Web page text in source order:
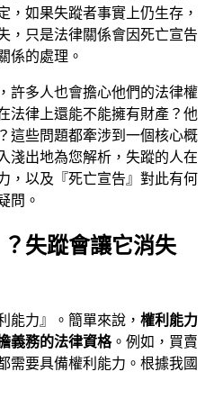
，如果失蹤者事實上仍生存，
，只是法律關係會因死亡宣告
係的處理。
許多人也會擔心他們的法律權
法律上還能不能擁有財產？他
這些問題都牽涉到一個核心概
淺出地為您解析，失蹤的人在
，以及『死亡宣告』對此有何
問。
失蹤會讓它消失
能力』。簡單來說， 權利能力
義務的法律資格。例如，買賣
需要具備權利能力。根據我國